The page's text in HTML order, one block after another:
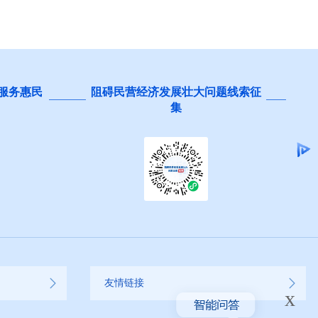
务惠民
阻碍民营经济发展壮大问题线索征
集
友情链接
x